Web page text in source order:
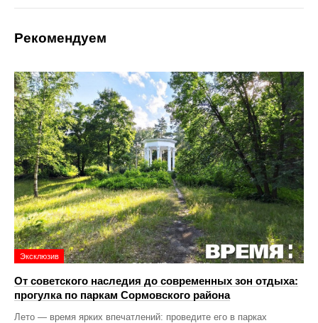
Рекомендуем
Эксклюзив
От советского наследия до современных зон отдыха:
прогулка по паркам Сормовского района
Лето — время ярких впечатлений: проведите его в парках